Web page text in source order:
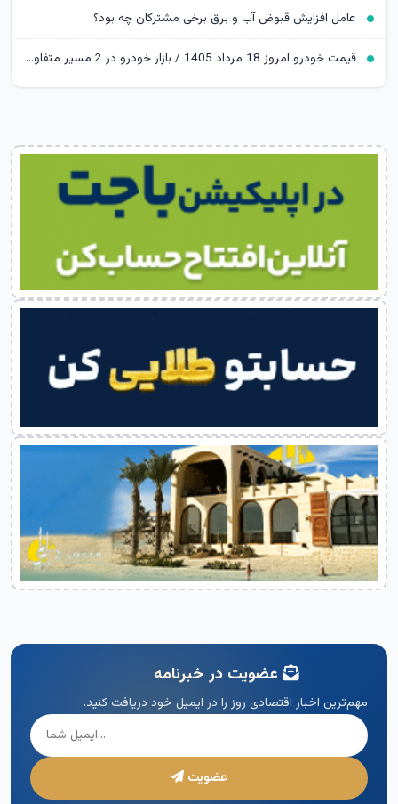
عامل افزایش قبوض آب و برق برخی مشترکان چه بود؟
قیمت خودرو امروز 18 مرداد 1405 / بازار خودرو در 2 مسیر متفاوت
عضویت در خبرنامه
مهم‌ترین اخبار اقتصادی روز را در ایمیل خود دریافت کنید.
عضویت